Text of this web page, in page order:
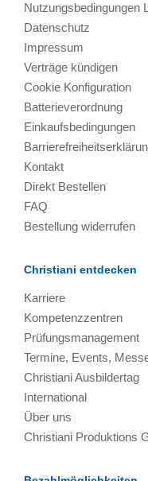
Nutzungsbedingungen
Datenschutz
Impressum
Verträge kündigen
Cookie Konfiguration
Batterieverordnung
Einkaufsbedingungen
Kontakt
Direkt Bestellen
FAQ
Bestellung widerrufen
Christiani entdecken
Karriere
Kompetenzzentren
Prüfungsmanagement
Termine, Events,
Christiani Ausbildertag
International
Über uns
Christiani Produktions